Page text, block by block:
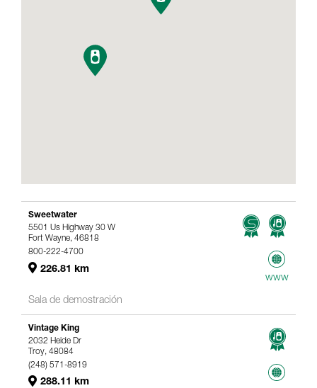
Sweetwater
5501 Us Highway 30 W
Fort Wayne, 46818
800-222-4700
226.81 km
www
Sala de demostración
Vintage King
2032 Heide Dr
Troy, 48084
(248) 571-8919
288.11 km